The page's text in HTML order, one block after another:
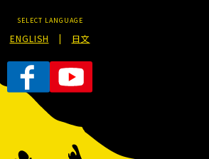
SELECT LANGUAGE
ENGLISH | 日文